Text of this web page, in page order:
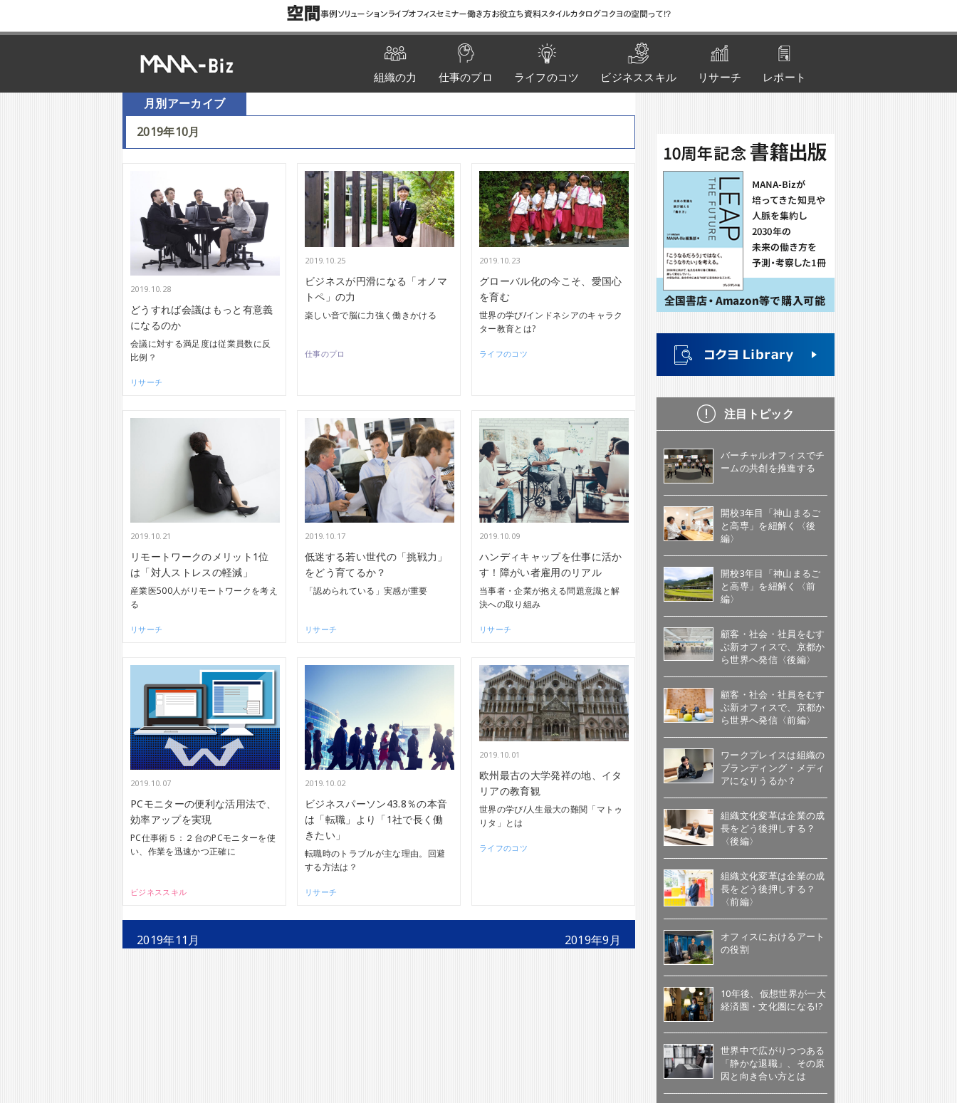
空間事例ソリューションライブオフィスセミナー働き方お役立ち資料スタイルカタログコクヨの空間って!?
組織の力 仕事のプロ ライフのコツ ビジネススキル リサーチ レポート
月別アーカイブ
2019年10月
2019.10.28
どうすれば会議はもっと有意義
になるのか
会議に対する満足度は従業員数に反
比例？
リサーチ
2019.10.25
ビジネスが円滑になる「オノマ
トペ」の力
楽しい音で脳に力強く働きかける
仕事のプロ
2019.10.23
グローバル化の今こそ、愛国心
を育む
世界の学び/インドネシアのキャラク
ター教育とは?
ライフのコツ
2019.10.21
リモートワークのメリット1位
は「対人ストレスの軽減」
産業医500人がリモートワークを考え
る
リサーチ
2019.10.17
低迷する若い世代の「挑戦力」
をどう育てるか？
「認められている」実感が重要
リサーチ
2019.10.09
ハンディキャップを仕事に活か
す！障がい者雇用のリアル
当事者・企業が抱える問題意識と解
決への取り組み
リサーチ
2019.10.07
PCモニターの便利な活用法で、
効率アップを実現
PC仕事術５：２台のPCモニターを使
い、作業を迅速かつ正確に
ビジネススキル
2019.10.02
ビジネスパーソン43.8％の本音
は「転職」より「1社で長く働
きたい」
転職時のトラブルが主な理由。回避
する方法は？
リサーチ
2019.10.01
欧州最古の大学発祥の地、イタ
リアの教育観
世界の学び/人生最大の難関「マトゥ
リタ」とは
ライフのコツ
2019年11月 2019年9月
注目トピック
バーチャルオフィスでチ
ームの共創を推進する
開校3年目「神山まるご
と高専」を紐解く〈後
編〉
開校3年目「神山まるご
と高専」を紐解く〈前
編〉
顧客・社会・社員をむす
ぶ新オフィスで、京都か
ら世界へ発信〈後編〉
顧客・社会・社員をむす
ぶ新オフィスで、京都か
ら世界へ発信〈前編〉
ワークプレイスは組織の
ブランディング・メディ
アになりうるか？
組織文化変革は企業の成
長をどう後押しする？
〈後編〉
組織文化変革は企業の成
長をどう後押しする？
〈前編〉
オフィスにおけるアート
の役割
10年後、仮想世界が一大
経済圏・文化圏になる!?
世界中で広がりつつある
「静かな退職」、その原
因と向き合い方とは